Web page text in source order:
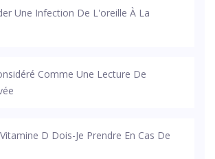
Une Infection De L'oreille À La
Comme Une Lecture De
D Dois-Je Prendre En Cas De